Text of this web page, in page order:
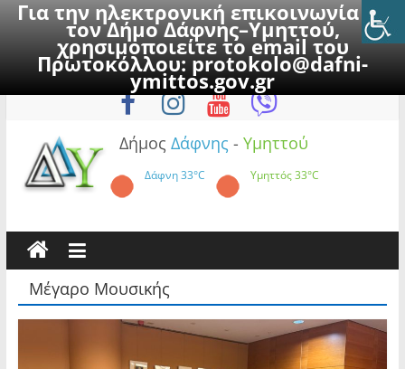
Για την ηλεκτρονική επικοινωνία με
τον Δήμο Δάφνης–Υμηττού,
χρησιμοποιείτε το email του
Πρωτοκόλλου:protokolo@dafni-
ymittos.gov.gr
to
Κυριακή, 9 Αυγούστου 2026
Δήμος Δάφνης - Υμηττού
Δάφνη33°C Υμηττός33°C
Μέγαρο Μουσικής